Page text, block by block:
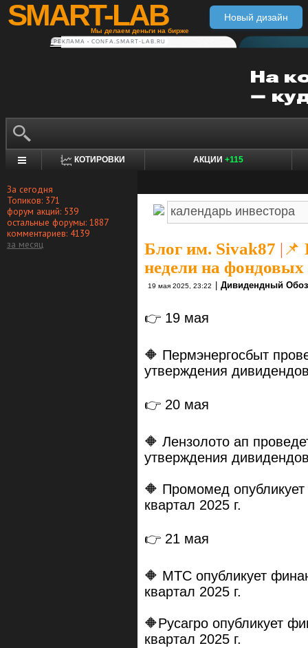
SMART-LAB
Мы делаем деньги на бирже
Новый дизайн
РЕКЛАМА • CONFA.SMART-LAB.RU
КОТИРОВКИ АКЦИИ +115
За сегодня
Топиков: 371
форум акций: 539
остальные форумы: 1887
комментариев: 4139
за месяц
Блог им. Sivak87 |📌
недели на
19 мая 2025, 23:22 Дивидендный
👉 19 мая
🔶 Пермэнергосбыт
утверждения
👉 20 мая
🔶 Лензолото ап
утверждения
🔶 Промомед
квартал 2025 г.
👉 21 мая
🔶 МТС опубликует
квартал 2025 г.
🔶Русагро опубликует
квартал 2025 г.